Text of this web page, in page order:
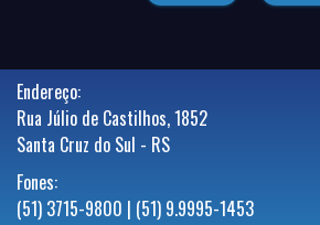
Endereço:
Rua Júlio de Castilhos, 1852
Santa Cruz do Sul - RS
Fones:
(51) 3715-9800 | (51) 9.9995-1453